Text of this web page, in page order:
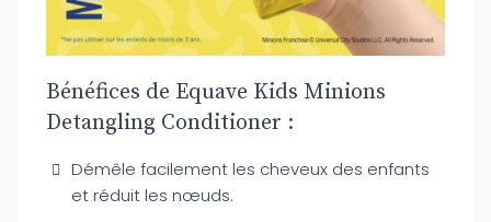
Bénéfices de Equave Kids Minions
Detangling Conditioner :
Démêle facilement les cheveux des enfants
et réduit les nœuds.